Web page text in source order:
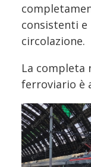
consistenti e
circolazione.
La completa
ferroviario è